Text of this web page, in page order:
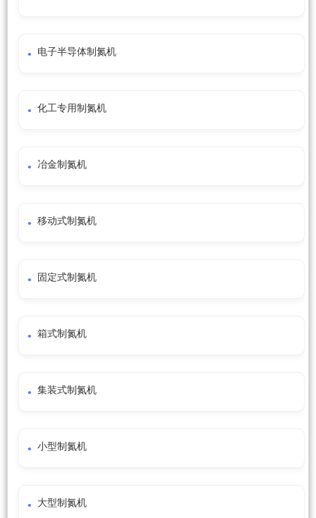
电子半导体制氮机
化工专用制氮机
冶金制氮机
移动式制氮机
固定式制氮机
箱式制氮机
集装式制氮机
小型制氮机
大型制氮机